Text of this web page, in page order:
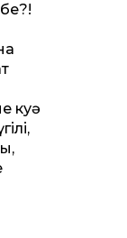
куә